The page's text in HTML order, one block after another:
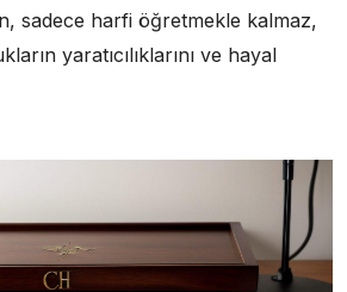
sadece harfi öğretmekle kalmaz,
yaratıcılıklarını ve hayal